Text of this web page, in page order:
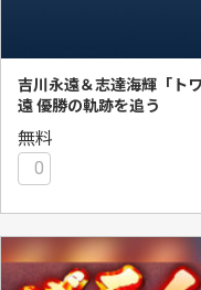
吉川永遠＆志達海輝「ト
遠 優勝の軌跡を追う
無料
0